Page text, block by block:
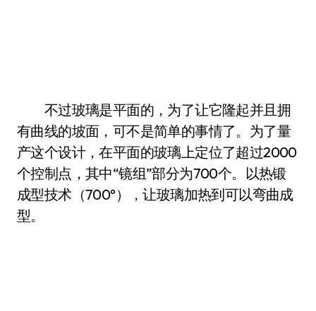
不过玻璃是平面的，为了让它隆起并且拥
有曲线的坡面，可不是简单的事情了。为了量
产这个设计，在平面的玻璃上定位了超过2000
个控制点，其中“镜组”部分为700个。以热锻
成型技术（700°），让玻璃加热到可以弯曲成
型。